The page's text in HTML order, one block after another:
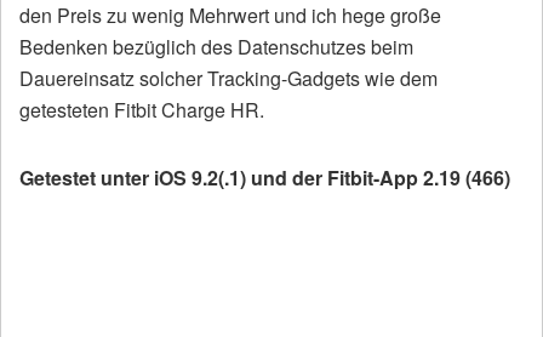
den Preis zu wenig Mehrwert und ich hege große
Bedenken bezüglich des Datenschutzes beim
Dauereinsatz solcher Tracking-Gadgets wie dem
getesteten Fitbit Charge HR.
Getestet unter iOS 9.2(.1) und der Fitbit-App 2.19 (466)